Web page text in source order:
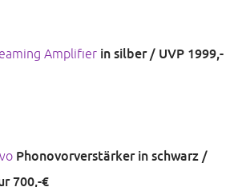
Amplifierin silber / UVP 1999,-
Phonovorverstärker in schwarz /
700,-€